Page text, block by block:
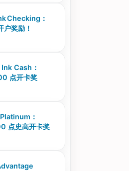
Checking：
奖励！
Cash：
点开卡奖
：
点史高开卡奖